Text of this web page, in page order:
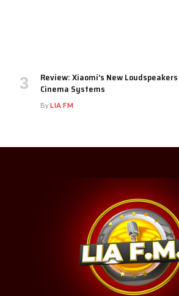
Review: Xiaomi’s New
Cinema Systems
ByLIA FM